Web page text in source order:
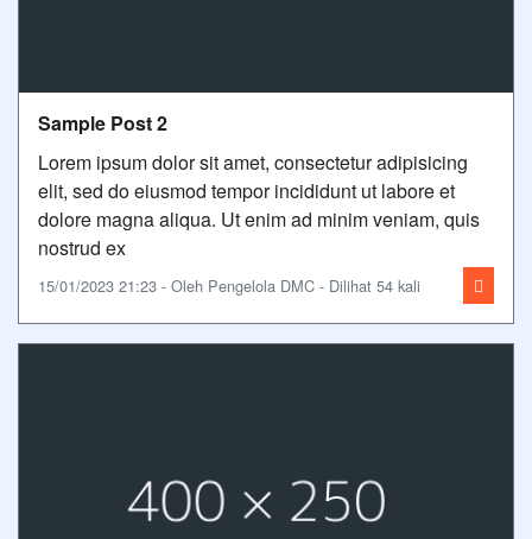
Sample Post 2
Lorem ipsum dolor sit amet, consectetur adipisicing
elit, sed do eiusmod tempor incididunt ut labore et
dolore magna aliqua. Ut enim ad minim veniam, quis
nostrud ex
15/01/2023 21:23 - Oleh Pengelola DMC - Dilihat 54 kali